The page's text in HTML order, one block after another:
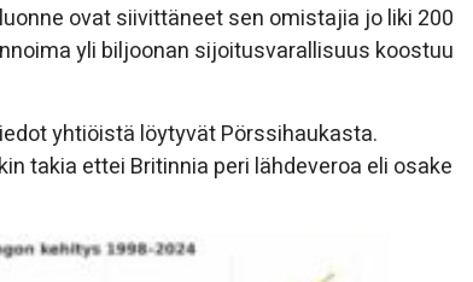
ovat siivittäneet sen omistajia jo liki 200
yli biljoonan sijoitusvarallisuus koostuu
yhtiöistä löytyvät Pörssihaukasta.
takia ettei Britinnia peri lähdeveroa eli osake